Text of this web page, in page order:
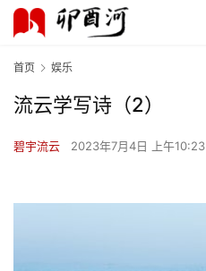
首页 娱乐
流云学写诗（2）
碧宇流云 2023年7月4日 上午10:23